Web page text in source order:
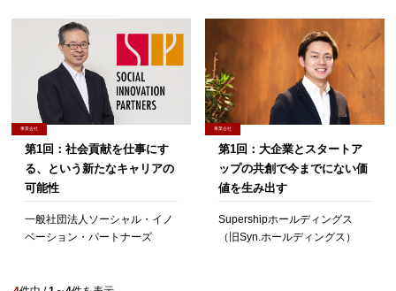
事業会社
第1回：社会貢献を仕事にす
る、という新たなキャリアの
可能性
一般社団法人ソーシャル・イノ
ベーション・パートナーズ
事業会社
第1回：大企業とスタートア
ップの共創で今までにない価
値を生み出す
Supershipホールディングス
（旧Syn.ホールディングス）